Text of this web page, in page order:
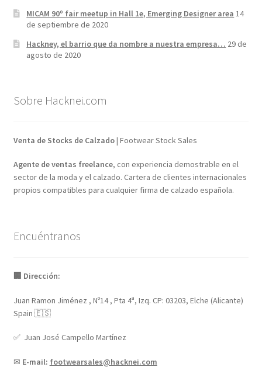
MICAM 90º fair meetup in Hall 1e, Emerging Designer area 14
de septiembre de 2020
Hackney, el barrio que da nombre a nuestra empresa… 29 de
agosto de 2020
Sobre Hacknei.com
Venta de Stocks de Calzado| Footwear Stock Sales
Agente de ventas freelance, con experiencia demostrable en el
sector de la moda y el calzado. Cartera de clientes internacionales
propios compatibles para cualquier firma de calzado española.
Encuéntranos
🏢 Dirección:
Juan Ramon Jiménez , Nº14 , Pta 4ª, Izq. CP: 03203, Elche (Alicante)
Spain 🇪🇸
✅ Juan José Campello Martínez
✉ E-mail: footwearsales@hacknei.com